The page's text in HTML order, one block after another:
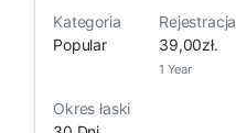
Kategoria
Popular
Rejestracja
39,00zł.
1 Year
Okres łaski